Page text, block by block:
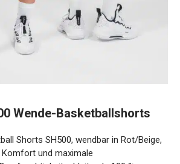
optimalen Komfort und maximale
feuchtigkeitsableitende 100 %